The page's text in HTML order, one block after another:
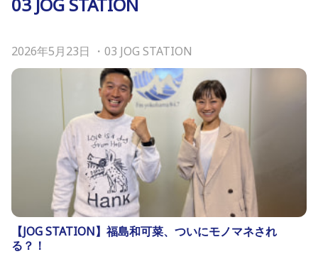
2026年5月23日 ・ 03 JOG STATION
【JOG STATION】福島和可菜、ついにモノマネされ
る？！